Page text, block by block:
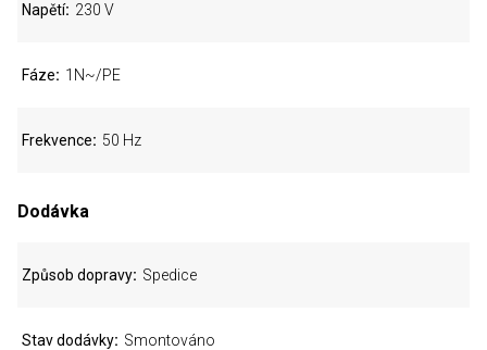
Napětí 230 V
Fáze 1N~/PE
Frekvence 50 Hz
Dodávka
Způsob dopravy Spedice
Stav dodávky Smontováno